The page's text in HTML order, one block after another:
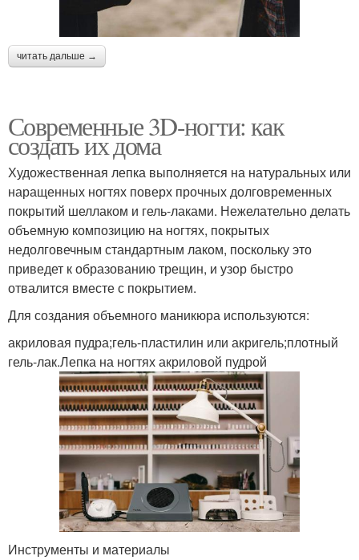
читать дальше →
Современные 3D-ногти: как
создать их дома
Художественная лепка выполняется на натуральных или
наращенных ногтях поверх прочных долговременных
покрытий шеллаком и гель-лаками. Нежелательно делать
объемную композицию на ногтях, покрытых
недолговечным стандартным лаком, поскольку это
приведет к образованию трещин, и узор быстро
отвалится вместе с покрытием.
Для создания объемного маникюра используются:
акриловая пудра;гель-пластилин или акригель;плотный
гель-лак.Лепка на ногтях акриловой пудрой
Инструменты и материалы